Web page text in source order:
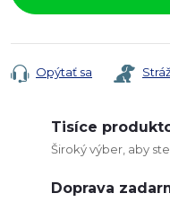
Opýtať sa
Tisíce
Široký výber, aby
Doprava